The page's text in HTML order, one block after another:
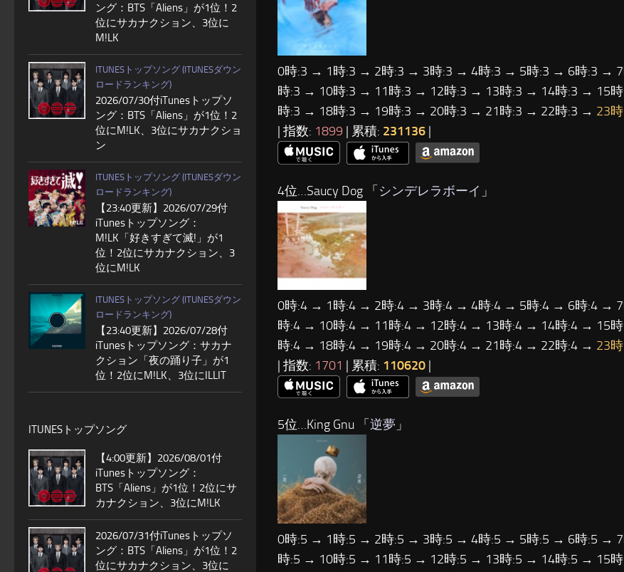
0時:3 → 1時:3 → 2時:3 → 3時:3 → 4時:3 → 5時:3 → 6時:3 →
時:3 → 10時:3 → 11時:3 → 12時:3 → 13時:3 → 14時:3 → 15
時:3 → 18時:3 → 19時:3 → 20時:3 → 21時:3 → 22時:3 → 23
| 指数: 1899 | 累積: 231136 |
4位…Saucy Dog 「シンデレラボーイ 」
0時:4 → 1時:4 → 2時:4 → 3時:4 → 4時:4 → 5時:4 → 6時:4 →
時:4 → 10時:4 → 11時:4 → 12時:4 → 13時:4 → 14時:4 → 15
時:4 → 18時:4 → 19時:4 → 20時:4 → 21時:4 → 22時:4 → 23
| 指数: 1701 | 累積: 110620 |
5位…King Gnu 「 逆夢 」
0時:5 → 1時:5 → 2時:5 → 3時:5 → 4時:5 → 5時:5 → 6時:5 →
時:5 → 10時:5 → 11時:5 → 12時:5 → 13時:5 → 14時:5 → 15
ング：BTS「Aliens」が1位！2
位にサカナクション、3位に
M!LK
ITUNESトップソング (ITUNESダウン
ロードランキング)
2026/07/30付iTunesトップソ
ング：BTS「Aliens」が1位！2
位にM!LK、3位にサカナクショ
ン
ITUNESトップソング (ITUNESダウン
ロードランキング)
【23:40更新】2026/07/29付
iTunesトップソング：
M!LK「好きすぎて滅!」が1
位！2位にサカナクション、3
位にM!LK
ITUNESトップソング (ITUNESダウン
ロードランキング)
【23:40更新】2026/07/28付
iTunesトップソング：サカナ
クション「夜の踊り子」が1
位！2位にM!LK、3位にILLIT
ITUNESトップソング
【4:00更新】2026/08/01付
iTunesトップソング：
BTS「Aliens」が1位！2位にサ
カナクション、3位にM!LK
2026/07/31付iTunesトップソ
ング：BTS「Aliens」が1位！2
位にサカナクション、3位に